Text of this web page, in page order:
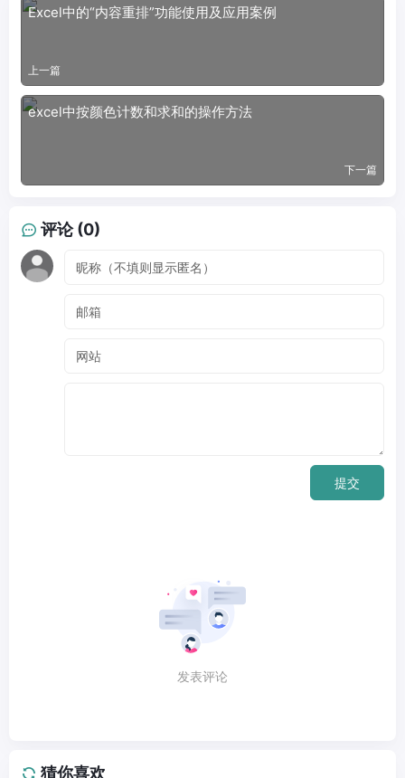
Excel中的“内容重排”功能使用及应用案例
上一篇
excel中按颜色计数和求和的操作方法
下一篇
评论 (0)
提交
发表评论
猜你喜欢